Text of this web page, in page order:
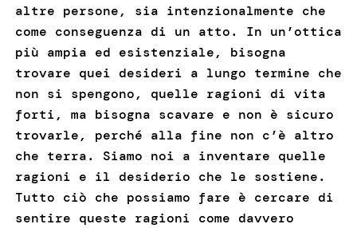
altre persone, sia intenzionalmente che
come conseguenza di un atto. In un’ottica
più ampia ed esistenziale, bisogna
trovare quei desideri a lungo termine che
non si spengono, quelle ragioni di vita
forti, ma bisogna scavare e non è sicuro
trovarle, perché alla fine non c’è altro
che terra. Siamo noi a inventare quelle
ragioni e il desiderio che le sostiene.
Tutto ciò che possiamo fare è cercare di
sentire queste ragioni come davvero